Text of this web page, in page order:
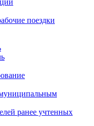
поездки
ранее учтенных